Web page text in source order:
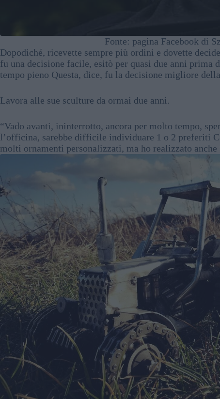
Fonte: pagina Facebook di
Dopodiché, ricevette sempre più ordini e dovette
fu una decisione facile, esitò per quasi due anni
tempo pieno Questa, dice, fu la decisione migliore
Lavora alle sue sculture da ormai due anni.
“Vado avanti, ininterrotto, ancora per molto tempo,
l’officina, sarebbe difficile individuare 1 o 2 preferiti
molti ornamenti personalizzati, ma ho realizzato